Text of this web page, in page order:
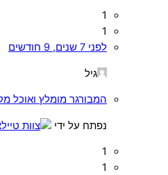
1
1
לפני 7 שנים, 9 חודשים
גיל
המבורגר מומלץ ואוכל
נפתח על ידי
1
1